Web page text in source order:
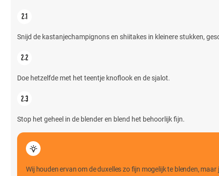
Snijd de kastanjechampignons en shiitakes in kleinere stukken,
Doe hetzelfde met het teentje knoflook en de sjalot.
Stop het geheel in de blender en blend het behoorlijk fijn.
Wij houden ervan om de duxelles zo fijn mogelijk te blenden,